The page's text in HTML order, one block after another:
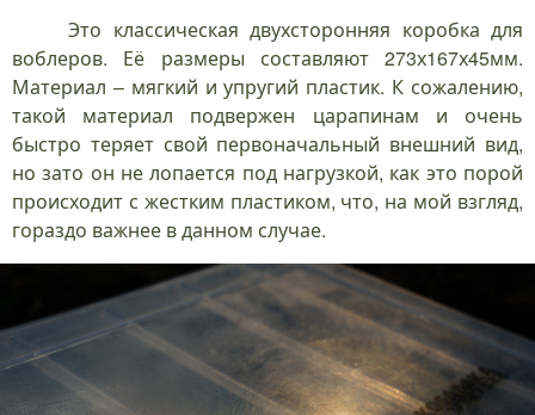
Это классическая двухсторонняя коробка для
воблеров. Её размеры составляют 273х167х45мм.
Материал – мягкий и упругий пластик. К сожалению,
такой материал подвержен царапинам и очень
быстро теряет свой первоначальный внешний вид,
но зато он не лопается под нагрузкой, как это порой
происходит с жестким пластиком, что, на мой взгляд,
гораздо важнее в данном случае.